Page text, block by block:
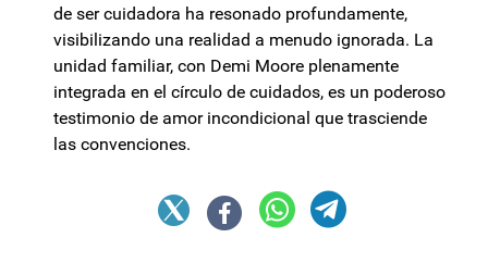
de ser cuidadora ha resonado profundamente,
visibilizando una realidad a menudo ignorada. La
unidad familiar, con Demi Moore plenamente
integrada en el círculo de cuidados, es un poderoso
testimonio de amor incondicional que trasciende
las convenciones.